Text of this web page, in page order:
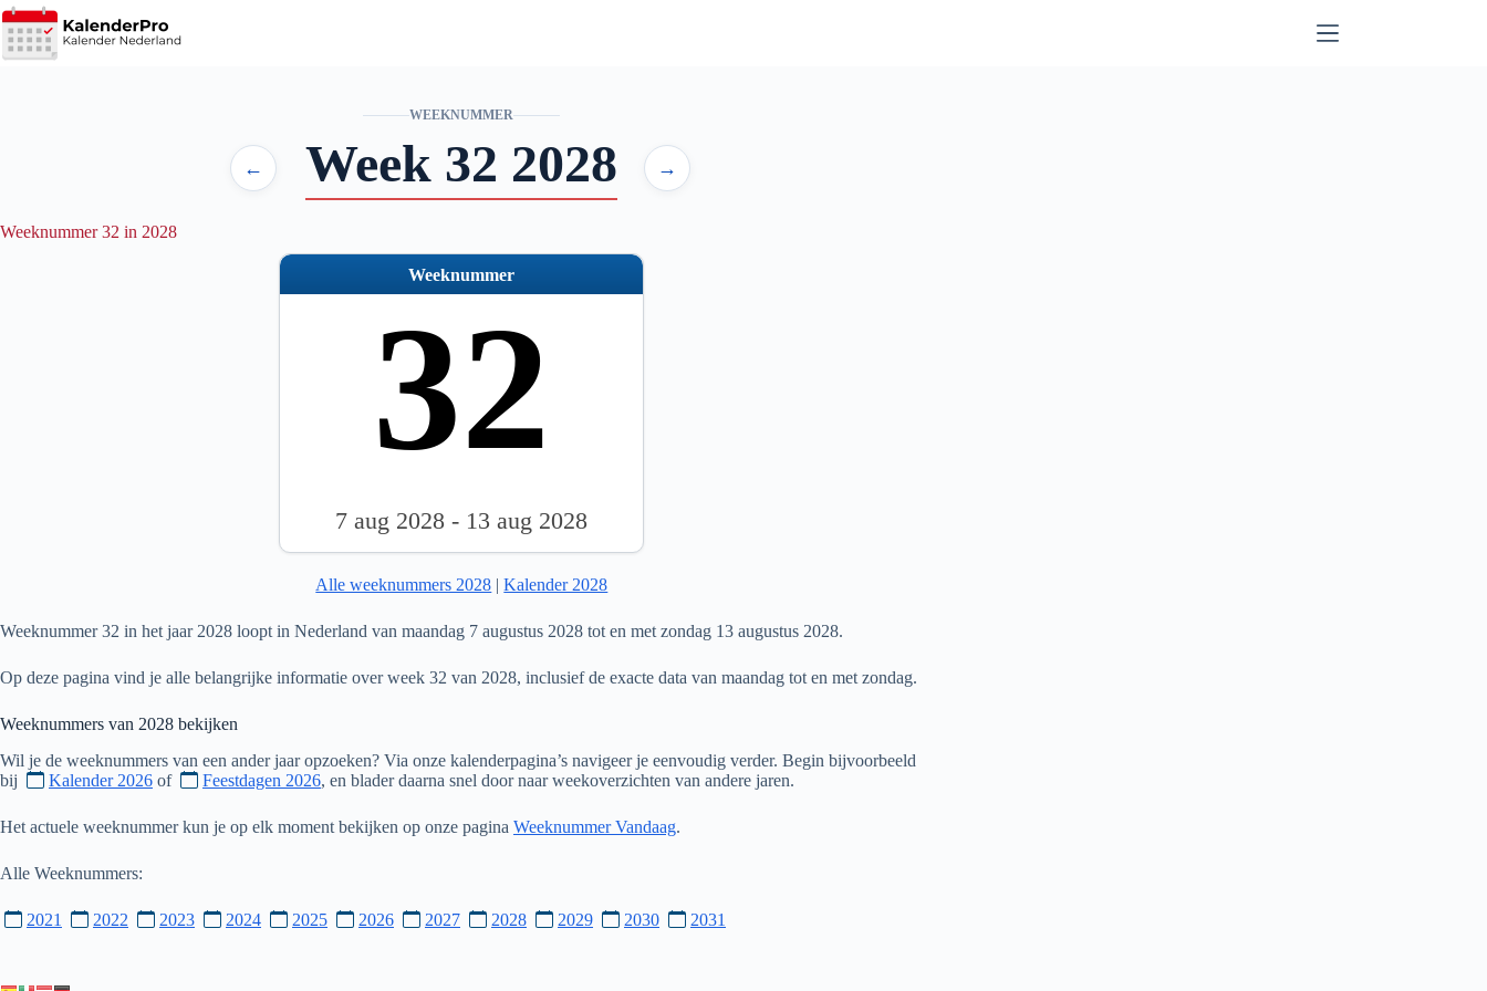
Ga
naar
de
WEEKNUMMER
← Week 32 2028 →
Weeknummer 32 in 2028
Weeknummer
32
7 aug 2028 - 13 aug 2028
Alle weeknummers 2028 |Kalender 2028
Weeknummer 32 in het jaar 2028 loopt in Nederland van maandag 7 augustus 2028 tot en met zondag 13 augustus 2028.
Op deze pagina vind je alle belangrijke informatie over week 32 van 2028, inclusief de exacte data van maandag tot en met zondag.
Weeknummers van 2028 bekijken
Wil je de weeknummers van een ander jaar opzoeken? Via onze kalenderpagina’s navigeer je eenvoudig verder. Begin bijvoorbeeld
bij
Kalender 2026 of Feestdagen 2026, en blader daarna snel door naar weekoverzichten van andere jaren.
Het actuele weeknummer kun je op elk moment bekijken op onze pagina Weeknummer Vandaag.
Alle Weeknummers:
2021 2022 2023 2024 2025 2026 2027 2028 2029 2030 2031